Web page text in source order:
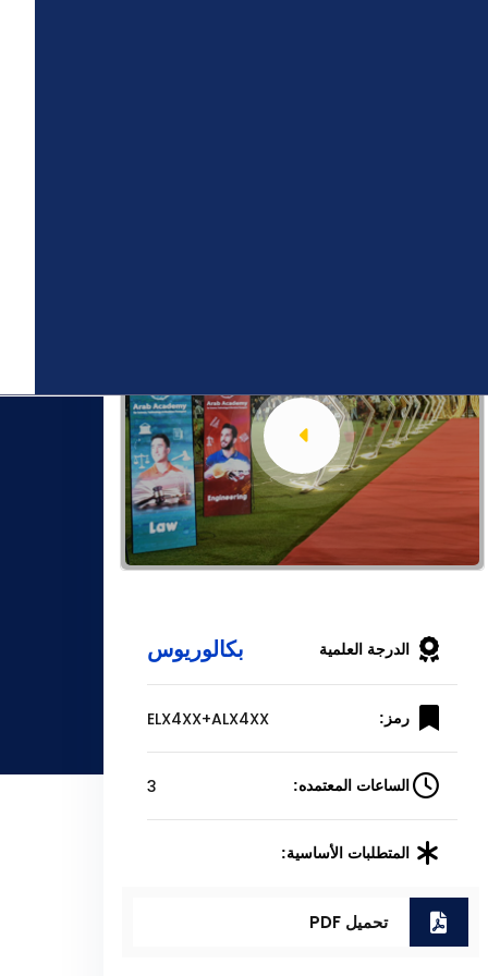
الدرجة العلمية بكالوريوس
رمز: ELX4XX+ALX4XX
الساعات المعتمده: 3
المتطلبات الأساسية:
تحميل PDF